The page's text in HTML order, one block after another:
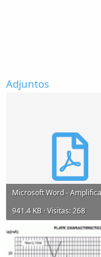
Adjuntos
941.4 KB · Visitas: 268